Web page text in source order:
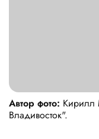
Автор фото: Кирилл
Владивосток".